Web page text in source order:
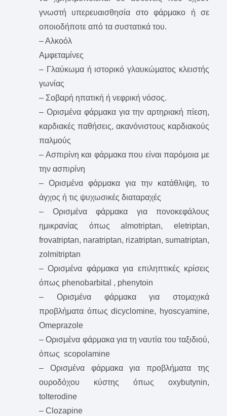
γνωστή υπερευαισθησία στο φάρμακο ή σε
οποιοδήποτε από τα συστατικά του.
– Αλκοόλ
Αμφεταμίνες
– Γλαύκωμα ή ιστορικό γλαυκώματος κλειστής
γωνίας
– Σοβαρή ηπατική ή νεφρική νόσος.
– Ορισμένα φάρμακα για την αρτηριακή πίεση,
καρδιακές παθήσεις, ακανόνιστους καρδιακούς
παλμούς
– Ασπιρίνη και φάρμακα που είναι παρόμοια με
την ασπιρίνη
– Ορισμένα φάρμακα για την κατάθλιψη, το
άγχος ή τις ψυχωσικές διαταραχές
– Ορισμένα φάρμακα για πονοκεφάλους
ημικρανίας όπως almotriptan, eletriptan,
frovatriptan, naratriptan, rizatriptan, sumatriptan,
zolmitriptan
– Ορισμένα φάρμακα για επιληπτικές κρίσεις
όπως phenobarbital , phenytoin
– Ορισμένα φάρμακα για στομαχικά
προβλήματα όπως dicyclomine, hyoscyamine,
Omeprazole
– Ορισμένα φάρμακα για τη ναυτία του ταξιδιού,
όπως scopolamine
– Ορισμένα φάρμακα για προβλήματα της
ουροδόχου κύστης όπως oxybutynin,
tolterodine
– Clozapine